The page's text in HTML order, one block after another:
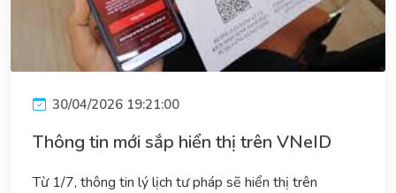
30/04/2026 19:21:00
Thông tin mới sắp hiển thị trên VNeID
Từ 1/7, thông tin lý lịch tư pháp sẽ hiển thị trên